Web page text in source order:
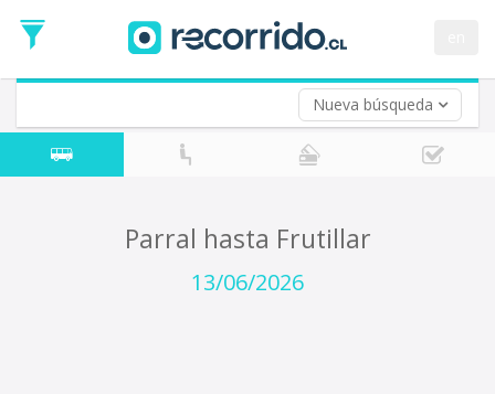
Nueva búsqueda
de
Ida
Vuelta (opcional)
Fecha
de
Parral hasta Frutillar
13/06/2026